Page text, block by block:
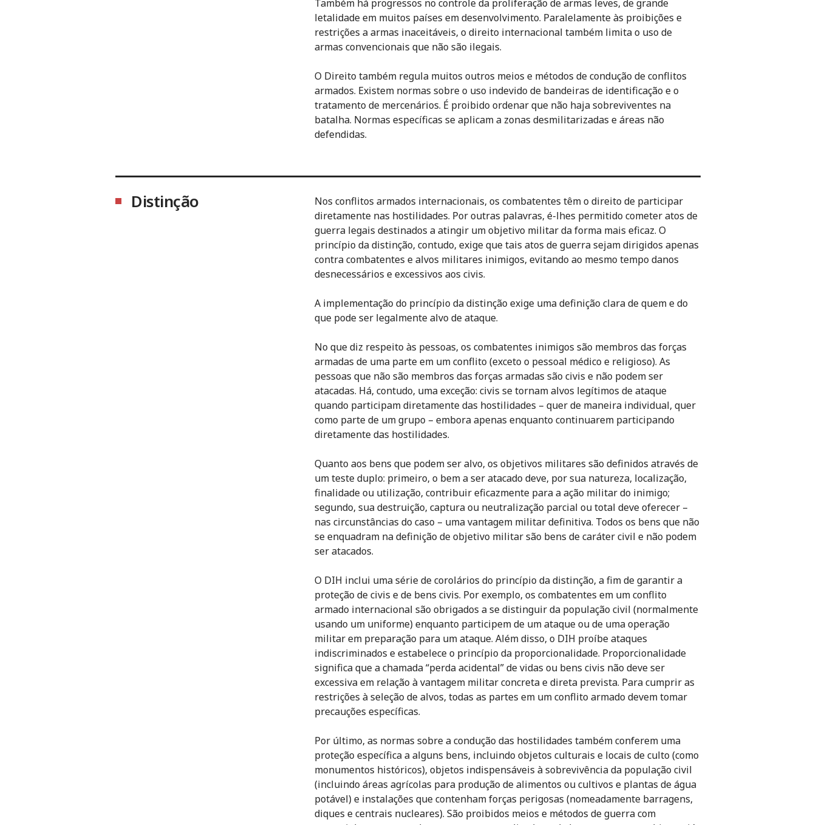
Também há progressos no controle da proliferação de armas leves, de grande
letalidade em muitos países em desenvolvimento. Paralelamente às proibições e
restrições a armas inaceitáveis, o direito internacional também limita o uso de
armas convencionais que não são ilegais.
O Direito também regula muitos outros meios e métodos de condução de conflitos
armados. Existem normas sobre o uso indevido de bandeiras de identificação e o
tratamento de mercenários. É proibido ordenar que não haja sobreviventes na
batalha. Normas específicas se aplicam a zonas desmilitarizadas e áreas não
defendidas.
Distinção
Nos conflitos armados internacionais, os combatentes têm o direito de participar
diretamente nas hostilidades. Por outras palavras, é-lhes permitido cometer atos de
guerra legais destinados a atingir um objetivo militar da forma mais eficaz. O
princípio da distinção, contudo, exige que tais atos de guerra sejam dirigidos apenas
contra combatentes e alvos militares inimigos, evitando ao mesmo tempo danos
desnecessários e excessivos aos civis.
A implementação do princípio da distinção exige uma definição clara de quem e do
que pode ser legalmente alvo de ataque.
No que diz respeito às pessoas, os combatentes inimigos são membros das forças
armadas de uma parte em um conflito (exceto o pessoal médico e religioso). As
pessoas que não são membros das forças armadas são civis e não podem ser
atacadas. Há, contudo, uma exceção: civis se tornam alvos legítimos de ataque
quando participam diretamente das hostilidades – quer de maneira individual, quer
como parte de um grupo – embora apenas enquanto continuarem participando
diretamente das hostilidades.
Quanto aos bens que podem ser alvo, os objetivos militares são definidos através de
um teste duplo: primeiro, o bem a ser atacado deve, por sua natureza, localização,
finalidade ou utilização, contribuir eficazmente para a ação militar do inimigo;
segundo, sua destruição, captura ou neutralização parcial ou total deve oferecer –
nas circunstâncias do caso – uma vantagem militar definitiva. Todos os bens que não
se enquadram na definição de objetivo militar são bens de caráter civil e não podem
ser atacados.
O DIH inclui uma série de corolários do princípio da distinção, a fim de garantir a
proteção de civis e de bens civis. Por exemplo, os combatentes em um conflito
armado internacional são obrigados a se distinguir da população civil (normalmente
usando um uniforme) enquanto participem de um ataque ou de uma operação
militar em preparação para um ataque. Além disso, o DIH proíbe ataques
indiscriminados e estabelece o princípio da proporcionalidade. Proporcionalidade
significa que a chamada “perda acidental” de vidas ou bens civis não deve ser
excessiva em relação à vantagem militar concreta e direta prevista. Para cumprir as
restrições à seleção de alvos, todas as partes em um conflito armado devem tomar
precauções específicas.
Por último, as normas sobre a condução das hostilidades também conferem uma
proteção específica a alguns bens, incluindo objetos culturais e locais de culto (como
monumentos históricos), objetos indispensáveis à sobrevivência da população civil
(incluindo áreas agrícolas para produção de alimentos ou cultivos e plantas de água
potável) e instalações que contenham forças perigosas (nomeadamente barragens,
diques e centrais nucleares). São proibidos meios e métodos de guerra com